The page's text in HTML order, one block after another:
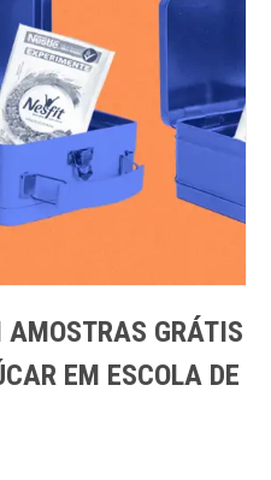
AMOSTRAS GRÁTIS
EM ESCOLA DE